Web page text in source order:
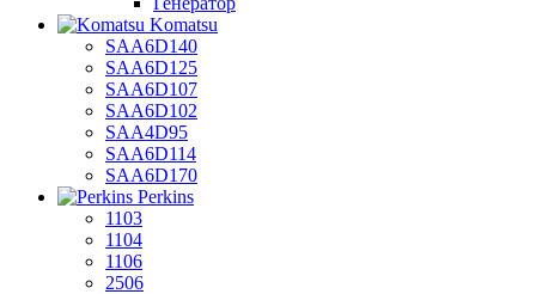
Komatsu
SAA6D140
SAA6D125
SAA6D107
SAA6D102
SAA4D95
SAA6D114
SAA6D170
Perkins
1103
1104
1106
2506